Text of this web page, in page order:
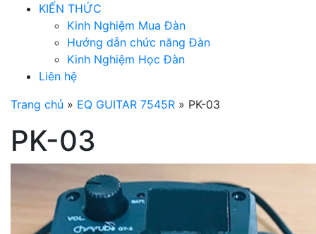
KIẾN THỨC
Kinh Nghiệm Mua Đàn
Hướng dẫn chức năng Đàn
Kinh Nghiệm Học Đàn
Liên hệ
Trang chủ » EQ GUITAR 7545R » PK-03
PK-03